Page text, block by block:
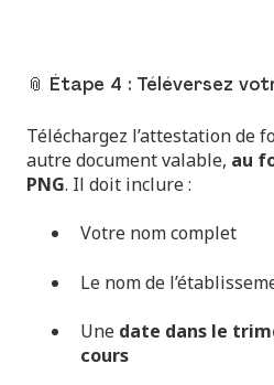
📎 Étape 4 : Téléversez
Téléchargez l’attestation de
autre document valable, au
PNG. Il doit inclure :
Votre nom complet
Le nom de
Une date dans le
cours